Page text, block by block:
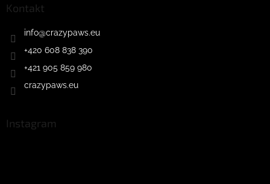
Kontakt
info@crazypaws.eu
+420 608 838 390
+421 905 859 980
crazypaws.eu
Instagram